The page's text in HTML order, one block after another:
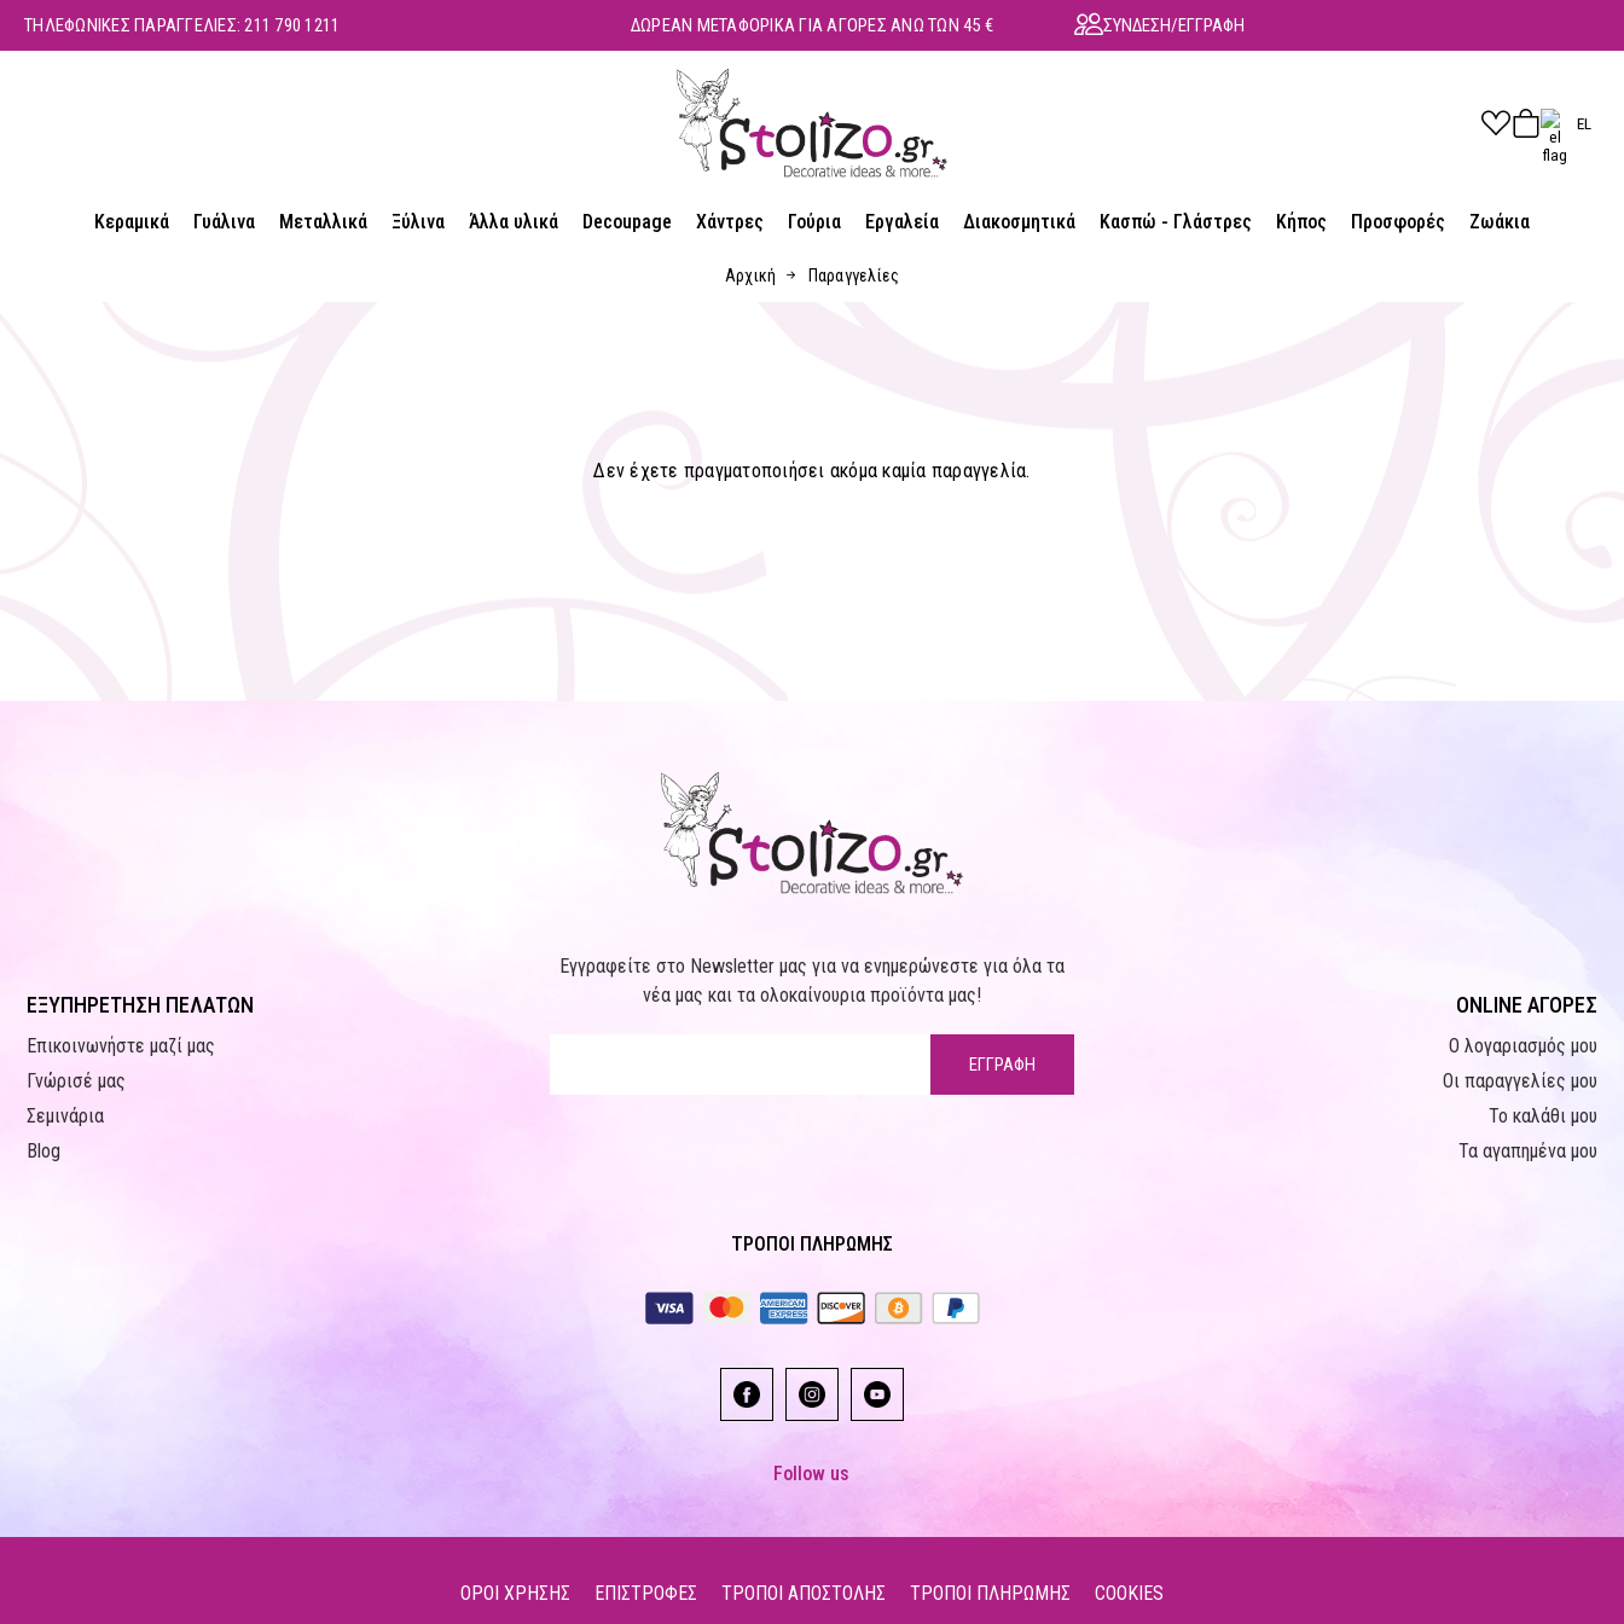
ΤΗΛΕΦΩΝΙΚΕΣ ΠΑΡΑΓΓΕΛΙΕΣ:211 790 1211 ΔΩΡΕΑΝ ΜΕΤΑΦΟΡΙΚΑ ΓΙΑ ΑΓΟΡΕΣ ΑΝΩ ΤΩΝ 45 € ΣΥΝΔΕΣΗ/ΕΓΓΡΑΦΗ
EL
Κεραμικά Γυάλινα Μεταλλικά Ξύλινα Άλλα υλικά Decoupage Χάντρες Γούρια Εργαλεία Διακοσμητικά Κασπώ - Γλάστρες Κήπος Προσφορές Ζωάκια
Αρχική Παραγγελίες
Δεν έχετε πραγματοποιήσει ακόμα καμία παραγγελία.
ΕΞΥΠΗΡΕΤΗΣΗ ΠΕΛΑΤΩΝ
Επικοινωνήστε μαζί μας
Γνώρισέ μας
Σεμινάρια
Blog
Εγγραφείτε στο Newsletter μας για να ενημερώνεστε για όλα τα
νέα μας και τα ολοκαίνουρια προϊόντα μας!
ΕΓΓΡΑΦΗ
ONLINE ΑΓΟΡΕΣ
Ο λογαριασμός μου
Οι παραγγελίες μου
Το καλάθι μου
Τα αγαπημένα μου
ΤΡΟΠΟΙ ΠΛΗΡΩΜΗΣ
Follow us
ΟΡΟΙ ΧΡΗΣΗΣ ΕΠΙΣΤΡΟΦΕΣ ΤΡΟΠΟΙ ΑΠΟΣΤΟΛΗΣ ΤΡΟΠΟΙ ΠΛΗΡΩΜΗΣ COOKIES